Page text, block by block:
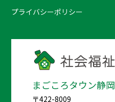
プライバシーポリシー
まごころタウン静岡
〒422-8009